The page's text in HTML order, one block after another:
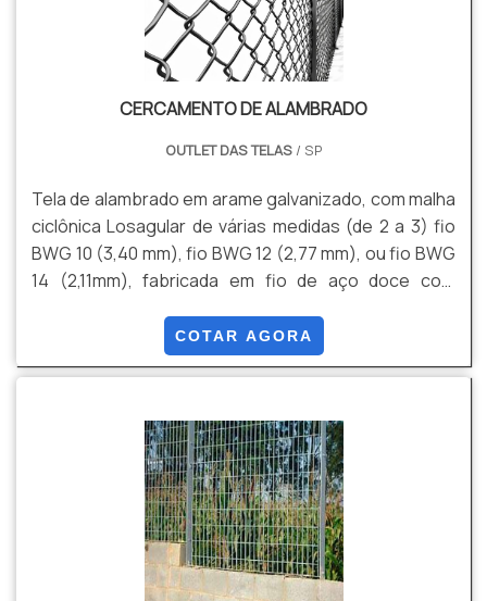
CERCAMENTO DE ALAMBRADO
OUTLET DAS TELAS/ SP
Tela de alambrado em arame galvanizado, com malha
ciclônica Losagular de várias medidas (de 2 a 3) fio
BWG 10 (3,40 mm), fio BWG 12 (2,77 mm), ou fio BWG
14 (2,11mm), fabricada em fio de aço doce com
acordo com a NBR 5589, galvanizado por imersão em
banho de zinco antes de tecer a malha, com uma
NBR 6331, com acabamento lateral de pontas
COTAR AGORA